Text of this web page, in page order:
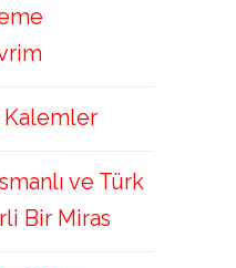
ve Türk
Bir Miras